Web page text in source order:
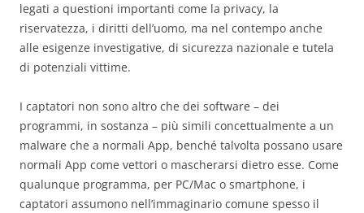
legati a questioni importanti come la privacy, la
riservatezza, i diritti dell’uomo, ma nel contempo anche
alle esigenze investigative, di sicurezza nazionale e tutela
di potenziali vittime.
I captatori non sono altro che dei software – dei
programmi, in sostanza – più simili concettualmente a un
malware che a normali App, benché talvolta possano usare
normali App come vettori o mascherarsi dietro esse. Come
qualunque programma, per PC/Mac o smartphone, i
captatori assumono nell’immaginario comune spesso il